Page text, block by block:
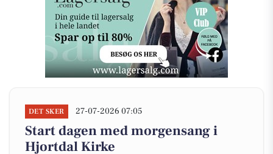
DET SKER 27-07-2026 07:05
Start dagen med morgensang i
Hjortdal Kirke